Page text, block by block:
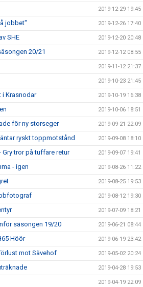
2019-12-29 19:45
jobbet" 2019-12-26 17:40
SHE 2019-12-20 20:48
20/21 2019-12-12 08:55
2019-11-12 21:37
2019-10-23 21:45
i Krasnodar 2019-10-19 16:38
2019-10-06 18:51
för ny storseger 2019-09-21 22:09
ryskt toppmotstånd 2019-09-08 18:10
tror på tuffare retur 2019-09-07 19:41
- igen 2019-08-26 11:22
2019-08-25 19:53
2019-08-12 19:30
2019-07-09 18:21
säsongen 19/20 2019-06-21 08:44
Höör 2019-06-19 23:42
mot Sävehof 2019-05-02 20:24
2019-04-28 19:53
2019-04-19 22:09